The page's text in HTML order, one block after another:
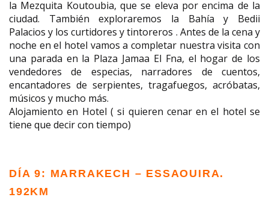
la Mezquita Koutoubia, que se eleva por encima de la
ciudad. También exploraremos la Bahía y Bedii
Palacios y los curtidores y tintoreros . Antes de la cena y
noche en el hotel vamos a completar nuestra visita con
una parada en la Plaza Jamaa El Fna, el hogar de los
vendedores de especias, narradores de cuentos,
encantadores de serpientes, tragafuegos, acróbatas,
músicos y mucho más.
Alojamiento en Hotel ( si quieren cenar en el hotel se
tiene que decir con tiempo)
DÍA 9: MARRAKECH – ESSAOUIRA.
192KM